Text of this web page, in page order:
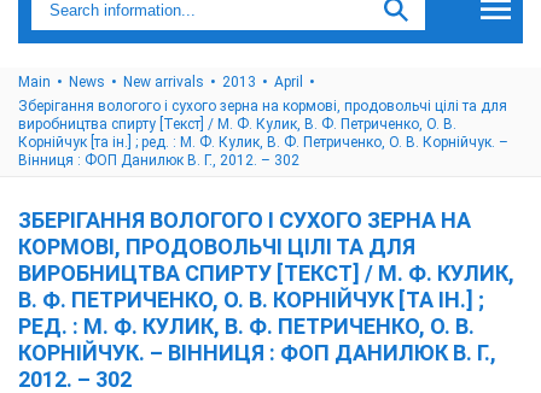
Main News New arrivals 2013
April
Зберігання вологого і сухого зерна на кормові, продовольчі цілі та для
виробництва спирту [Текст] / М. Ф. Кулик, В. Ф. Петриченко, О. В.
Корнійчук [та ін.] ; ред. : М. Ф. Кулик, В. Ф. Петриченко, О. В. Корнійчук. –
Вінниця : ФОП Данилюк В. Г., 2012. – 302
ЗБЕРІГАННЯ ВОЛОГОГО І СУХОГО ЗЕРНА НА
КОРМОВІ, ПРОДОВОЛЬЧІ ЦІЛІ ТА ДЛЯ
ВИРОБНИЦТВА СПИРТУ [ТЕКСТ] / М. Ф. КУЛИК,
В. Ф. ПЕТРИЧЕНКО, О. В. КОРНІЙЧУК [ТА ІН.] ;
РЕД. : М. Ф. КУЛИК, В. Ф. ПЕТРИЧЕНКО, О. В.
КОРНІЙЧУК. – ВІННИЦЯ : ФОП ДАНИЛЮК В. Г.,
2012. – 302